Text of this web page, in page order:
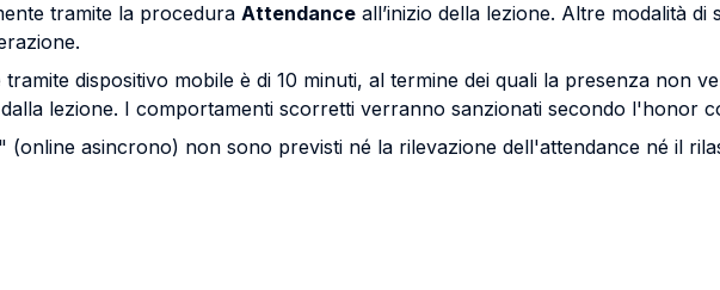
tramite la procedura Attendance all’inizio della lezione. Altre modalità
dispositivo mobile è di 10 minuti, al termine dei quali la presenza non
lezione. I comportamenti scorretti verranno sanzionati secondo l'honor
asincrono) non sono previsti né la rilevazione dell'attendance né il